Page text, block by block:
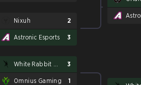
Nixuh 2
Astronic Esports 3
3
Omnius Gaming 1